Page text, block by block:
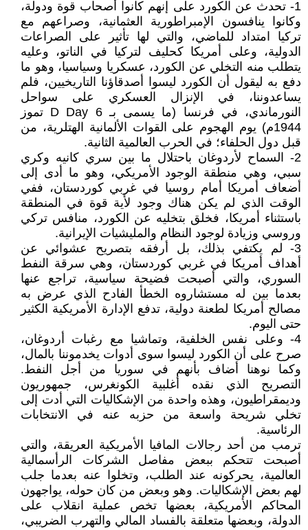
1- تحدث عن الكورد على إنهم كانوا أصحاب قوة ودولة،
وكانوا ينافسون الإمبراطورية العثمانية، وصراعهم مع
تركيا امتداد للماضي، والتي لها تأثير على الصراعات
الدولية، وعلى أمريكا كحليف لتركيا في الناتو، وعليه
يتطلب منه التخلي عن الكورد، عسكريا وسياسيا، وهو ما
دفع به ليقول أن الكورد ليسوا أصدقاؤنا التاريخيين، فلم
يساعدوننا، في الإنزال العسكري على سواحل
النورماندي، في فرنسا (ما يسمى بـ D Day 6 تموز
1944م) يوم الهجوم على القوات الألمانية الهتلرية، من
قبل دول الحلفاء؛ في الحرب العالمية الثانية.
2- السماح لأردوغان باحتلال ما بين سري كانيه وكري
سبي، وهي منطقة الوجود الأمريكي، وهو ما أدى إلى
أضعاف أمريكا أمام روسيا في غربي كوردستان، ففي
الوقت الذي لم يكن هناك وجود لأية قوة في المنطقة
باستثناء أمريكا، فخلق بتخليه عن الكورد، منافس تركي
وروسي وزيادة لوجود النظام والمليشيات الإيرانية.
3- لم يكتفي بذلك، بل أرفقه بتصريح عشوائي عن
أهداف أمريكا في غربي كوردستان، وهي سرقة النفط
السوري، والتي أصبحت فضيحة سياسية، تراجع عنها
بعدما بين له مستشاروه الخطأ الفادح الذي عرض به
مصالح أمريكا لطعنة دولية، تدفع الإدارة الأمريكية الكثير
حتى اليوم.
4- وعلى نفس الخلفية، وتماشيا مع رغبات أردوغان،
صرح على أن الكورد ليسوا سوى أدوات يخدموننا بالمال،
وكما نوهنا أضاف بأنهم في سوريا من أجل النفط.
التصريح الذي نقده أغلبية الكونغرس، جمهوريون
وديمقراطيون، وهذه واحدة من الإشكاليات التي أدت إلى
تخلي شريحة واسعة من حزبه عنه في الانتخابات
الرئاسية.
ترمب من أحد رجالات المافيا الأمريكية العريقة، والتي
أصبحت تتحكم ببعض مفاصل الشركات الرأسمالية
العالمية، يحركونه عند الطلب، وتخلوا عنه بعدما جلب
لهم بعض الإشكاليات. وهو وبعض من كان حوله، يواجهون
المحاكم الأمريكية، بعضها تخص عملية انقلاب على
الدولة، وبعضها متعلقة بالفساد المالي والتهرب الضريبي،